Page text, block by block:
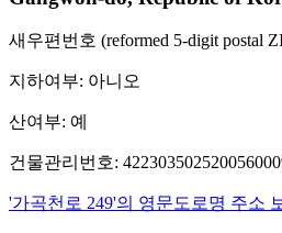
새우편번호 (reformed 5-digit postal
지하여부: 아니오
산여부: 예
건물관리번호:
'가곡천로 249'의 영문도로명 주소